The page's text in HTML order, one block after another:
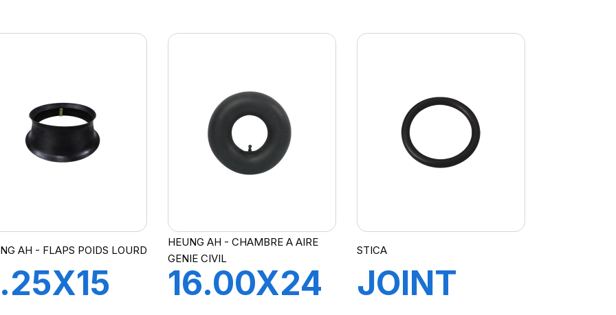
AH - FLAPS POIDS LOURD
HEUNG AH - CHAMBRE A AIRE
GENIE CIVIL
16.00X24
STICA
JOINT